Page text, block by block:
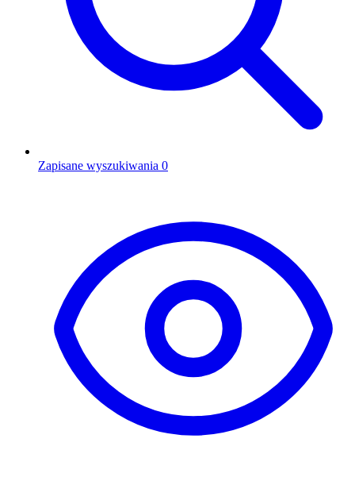
Zapisane wyszukiwania 0